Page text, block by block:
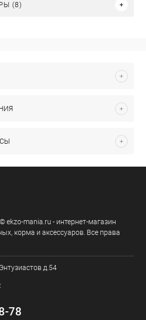
(8)
ekzo-mania.ru - интернет-магазин
корма и аксессуаров. Все права
д.54
78